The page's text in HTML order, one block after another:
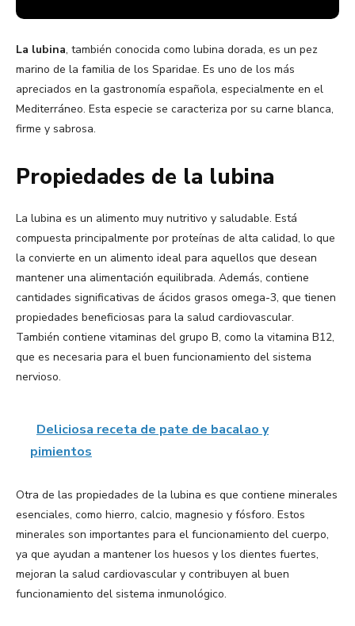
La lubina, también conocida como lubina dorada, es un pez
marino de la familia de los Sparidae. Es uno de los más
apreciados en la gastronomía española, especialmente en el
Mediterráneo. Esta especie se caracteriza por su carne blanca,
firme y sabrosa.
Propiedades de la lubina
La lubina es un alimento muy nutritivo y saludable. Está
compuesta principalmente por proteínas de alta calidad, lo que
la convierte en un alimento ideal para aquellos que desean
mantener una alimentación equilibrada. Además, contiene
cantidades significativas de ácidos grasos omega-3, que tienen
propiedades beneficiosas para la salud cardiovascular.
También contiene vitaminas del grupo B, como la vitamina B12,
que es necesaria para el buen funcionamiento del sistema
nervioso.
Deliciosa receta de pate de bacalao y
pimientos
Otra de las propiedades de la lubina es que contiene minerales
esenciales, como hierro, calcio, magnesio y fósforo. Estos
minerales son importantes para el funcionamiento del cuerpo,
ya que ayudan a mantener los huesos y los dientes fuertes,
mejoran la salud cardiovascular y contribuyen al buen
funcionamiento del sistema inmunológico.